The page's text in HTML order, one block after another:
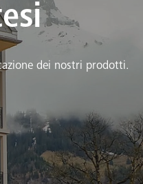
dei nostri prodotti.